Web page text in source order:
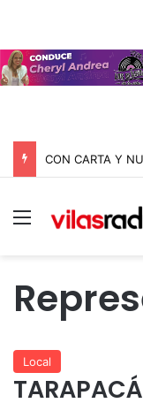
Menú
Local